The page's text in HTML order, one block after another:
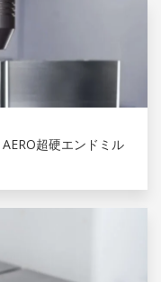
AERO超硬エンドミル